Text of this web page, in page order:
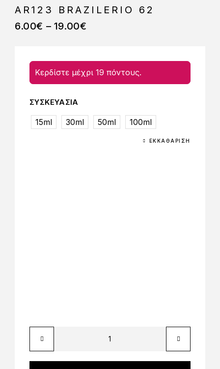
AR123 BRAZILERIO 62
6.00€ – 19.00€
Κερδίστε μέχρι 19 πόντους.
ΣΥΣΚΕΥΑΣΙΑ
15ml 30ml 50ml 100ml
ΕΚΚΑΘΆΡΙΣΗ